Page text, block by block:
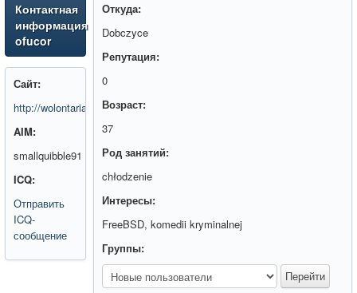
Контактная
информация
ofucor
Сайт:
http://wolontariat.biz.pl
AIM:
smallquibble91
ICQ:
Отправить
ICQ-
сообщение
Откуда:
Dobczyce
Репутация:
0
Возраст:
37
Род занятий:
chłodzenie
Интересы:
FreeBSD, komedii kryminalnej
Группы: